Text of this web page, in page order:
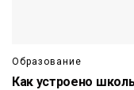
Образование
Как устроено